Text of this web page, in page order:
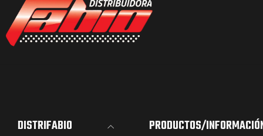
DISTRIFABIO PRODUCTOS/